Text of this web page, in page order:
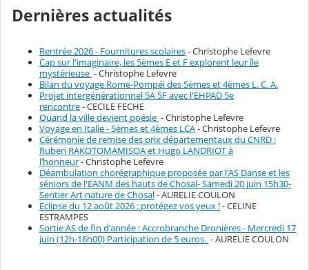
Dernières actualités
Rentrée 2026 - Fournitures scolaires- Christophe Lefevre
Cap sur l'imaginaire, les 5èmes E et F explorent leur île
mystérieuse - Christophe Lefevre
Bilan du voyage Rome-Pompéi des 5èmes et 4èmes L. C. A.
Projet intergénérationnel 5A 5F avec l'EHPAD 5e
rencontre- CECILE FECHE
Quand la ville devient poésie - Christophe Lefevre
Voyage en Italie - 5èmes et 4èmes LCA- Christophe Lefevre
Cérémonie de remise des prix départementaux du CNRD :
Ruben RAKOTOMAMISOA et Hugo LANDRIOT à
l’honneur- Christophe Lefevre
Déambulation chorégraphique proposée par l'AS Danse et les
séniors de l'EANM des hauts de Chosal- Samedi 20 juin 15h30-
Sentier Art nature de Chosal- AURELIE COULON
Eclipse du 12 août 2026 : protégez vos yeux !- CELINE
ESTRAMPES
Sortie AS de fin d'année : Accrobranche Dronières - Mercredi 17
juin (12h-16h00) Participation de 5 euros. - AURELIE COULON